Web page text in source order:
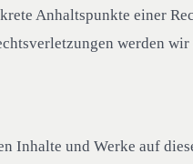
Anhaltspunkte einer
werden
Inhalte und Werke auf